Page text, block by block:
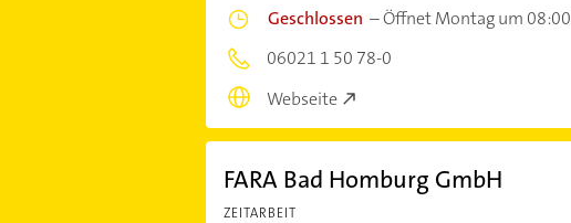
Geschlossen –Öffnet Montag um 08:00
06021 1 50 78-0
Webseite
FARA Bad Homburg GmbH
ZEITARBEIT